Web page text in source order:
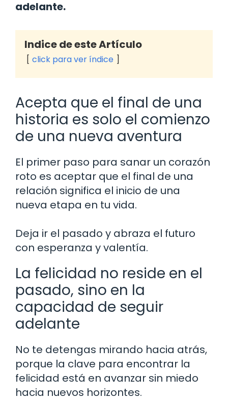
adelante.
Indice de este Artículo
click para ver índice
Acepta que el final de una
historia es solo el comienzo
de una nueva aventura
El primer paso para sanar un corazón
roto es aceptar que el final de una
relación significa el inicio de una
nueva etapa en tu vida.
Deja ir el pasado y abraza el futuro
con esperanza y valentía.
La felicidad no reside en el
pasado, sino en la
capacidad de seguir
adelante
No te detengas mirando hacia atrás,
porque la clave para encontrar la
felicidad está en avanzar sin miedo
hacia nuevos horizontes.